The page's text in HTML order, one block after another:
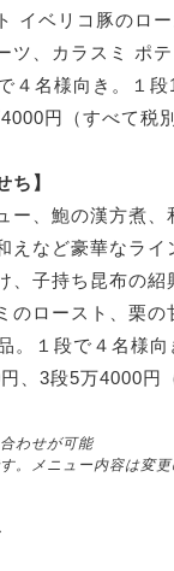
イベリコ豚のロ
ツ、カラスミ ポ
４名様向き。１
円（すべて税別
ち】
ー、鮑の漢方煮、
えなど豪華なライ
、子持ち昆布の紹
のロースト、栗
。１段で４名様
、3段5万4000円
わせが可能
。メニュー内容は変更